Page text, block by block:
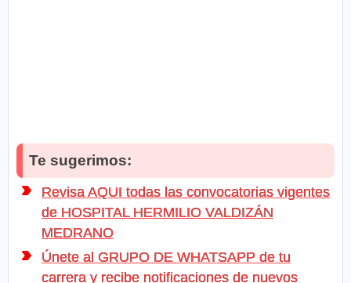
Te sugerimos:
Revisa AQUI todas las convocatorias vigentes
de HOSPITAL HERMILIO VALDIZÁN
MEDRANO
Únete al GRUPO DE WHATSAPP de tu
carrera y recibe notificaciones de nuevos